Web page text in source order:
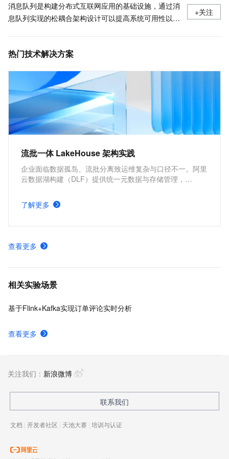
消息队列是构建分布式互联网应用的基础设施，通过消
息队列实现的松耦合架构设计可以提高系统可用性以及
+关注
热门技术解决方案
流批一体 LakeHouse 架构实践
企业面临数据孤岛、流批分离致运维复杂与口径不一。阿里
云数据湖构建（DLF）提供统一元数据与存储管理，
擎集成，构建统一存储、口径一致、生态开放的云原生
Lakehouse，加速数据价值释放。
了解更多
查看更多
相关实验场景
基于Flink+Kafka实现订单评论实时分析
查看更多
关注我们： 新浪微博
联系我们
文档 | 开发者社区 | 天池大赛 | 培训与认证